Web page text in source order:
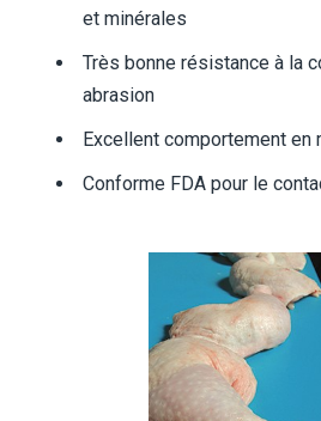
et minérales
Très bonne résistance à la
abrasion
Excellent comportement en
Conforme FDA pour le